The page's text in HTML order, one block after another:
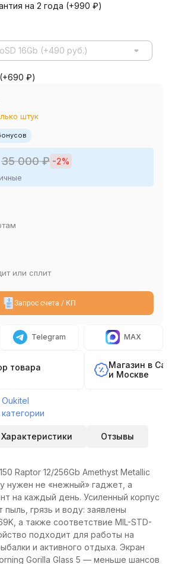
на 2 года (+990 ₽)
16Gb (+490 руб.)
690 ₽)
штук
35 000₽ -2%
или сплит
Запрос счета / КП
Telegram MAX
товара
Магазин в
и Москве
Характеристики Отзывы
Raptor 12/256Gb Amethyst Metallic
нужен не «нежный» гаджет, а
на каждый день. Усиленный корпус
грязь и воду: заявлены
а также соответствие MIL-STD-
подходит для работы на
и активного отдыха. Экран
Gorilla Glass 5 — меньше шансов